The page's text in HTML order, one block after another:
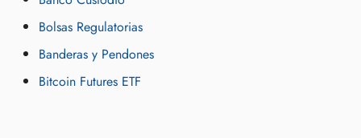
Bolsas Regulatorias
Banderas y Pendones
Bitcoin Futures ETF